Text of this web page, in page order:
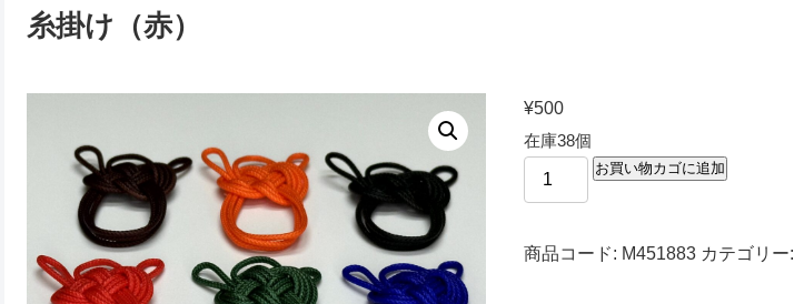
糸掛け（赤）
¥500
在庫38個
お買い物カゴに追加
商品コード: M451883 カテゴリー: